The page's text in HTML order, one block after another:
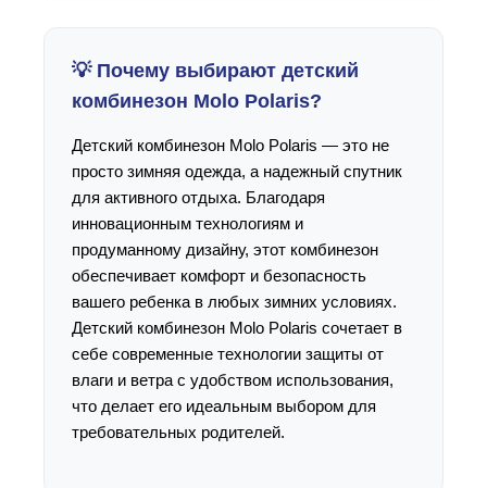
💡 Почему выбирают детский
комбинезон Molo Polaris?
Детский комбинезон Molo Polaris — это не
просто зимняя одежда, а надежный спутник
для активного отдыха. Благодаря
инновационным технологиям и
продуманному дизайну, этот комбинезон
обеспечивает комфорт и безопасность
вашего ребенка в любых зимних условиях.
Детский комбинезон Molo Polaris сочетает в
себе современные технологии защиты от
влаги и ветра с удобством использования,
что делает его идеальным выбором для
требовательных родителей.